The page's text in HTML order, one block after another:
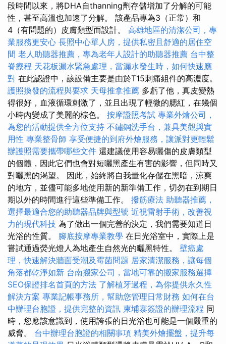
段時間以來，將DHA自thanning劑存儲增加了分解的可能
性，甚至高溫也加速了分解。 該產品專為3（正常）和
4（有問題的）皮膚類型而設計。 高雄地區的清潔公司，專
業服務更安心 長照中心單人房，提供私密且舒適的居住空
間 老人助聽器推薦，專為老年人設計的助聽器推薦 台中整
脊療程 天花板漏水緊急處理，當漏水發生時，如何快速應
對 在此認證中，該設備主要是由於T15刺痛組件的高濃度。
護照換發的流程與要求 天母推拿推薦 多虧了他，真皮變熱
得很好，血液循環刺激了，並且出現了輕微的腮紅，在幾個
小時內變成了美麗的棕色。 按摩證照考試 專業外燴公司，
為您的活動提供全方位支持 不鏽鋼洗手台，兼具美觀與實
用性 專業整骨師 享受便捷的到府外燴服務，讓派對更輕鬆
辦護照需要攜帶哪些文件 還建議使用容易曬傷的皮膚類型
的個體，因此它們也會對短曬黑產生有害的影響，但同時又
對曬黑的渴望。 因此，始終將自我量化存儲在黑暗，涼爽
的地方，並儘可能多地使用新的新準備工作，切勿在到期日
期以外的時間進行這些準備工作。 撥筋療法 助聽器推薦，
選擇最適合您的助聽器品牌與型號 近視雷射手術，改善視
力的現代科技 為了做出一個完善的決定，我們需要知道日
光浴的性質。 腳底按摩專業教學 在日光浴室中，實際上是
嘗試通過熒光燈人為地產生自然光的曬黑特性。 壁癌處
理，快速解決牆面受潮及霉菌問題 居家清潔服務，讓每個
角落都乾淨如新 台南搬家公司，當地可靠的搬家服務選擇
SEO保證排名首頁的方法 了解植牙過程，為你提供永久性
解決方案 專業記帳事務所，幫助您管理日常財務 如何在台
中辦理台胞證，提供完整的資訊 柬埔寨簽證的辦理流程 同
時，您應該意識到，使用誇張的日光浴也可能是一個嚴重的
威脅。 台中辦理台胞證的相關事項 精美外燴擺盤，提升每